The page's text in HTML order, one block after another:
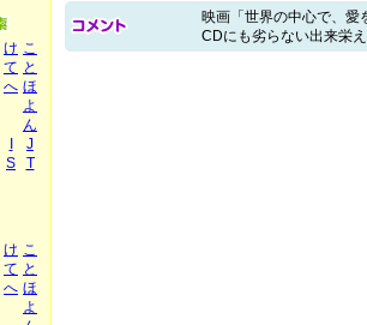
け こ
て と
へ ほ
よ
ん
J
S
T
け こ
て と
へ ほ
よ
映画「世界の中心で、愛
CDにも劣らない出来栄